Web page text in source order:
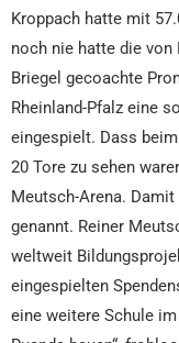
Kroppach hatte mit
noch nie hatte die von
Briegel gecoachte
Rheinland-Pfalz eine
eingespielt. Dass
20 Tore zu sehen
Meutsch-Arena.
genannt. Reiner
weltweit
eingespielten
eine weitere Schule